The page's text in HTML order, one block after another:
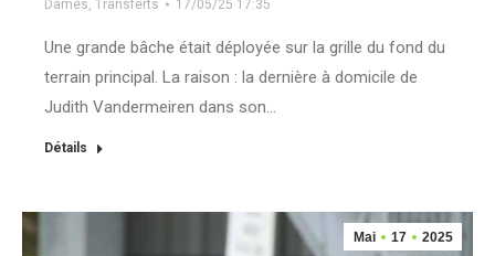
Dames, Transferts 17/05/25 17:35
Une grande bâche était déployée sur la grille du fond du
terrain principal. La raison : la dernière à domicile de
Judith Vandermeiren dans son…
Détails
Mai 17 2025